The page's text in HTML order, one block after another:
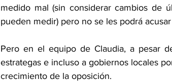
medido mal (sin considerar cambios de
pueden medir) pero no se les podrá
Pero en el equipo de Claudia, a pesar
estrategas e incluso a gobiernos locales
crecimiento de la oposición.